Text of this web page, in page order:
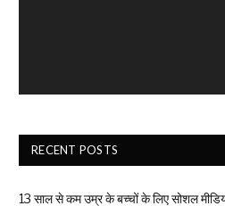
RECENT POSTS
13 साल से कम उम्र के बच्चों के लिए सोशल